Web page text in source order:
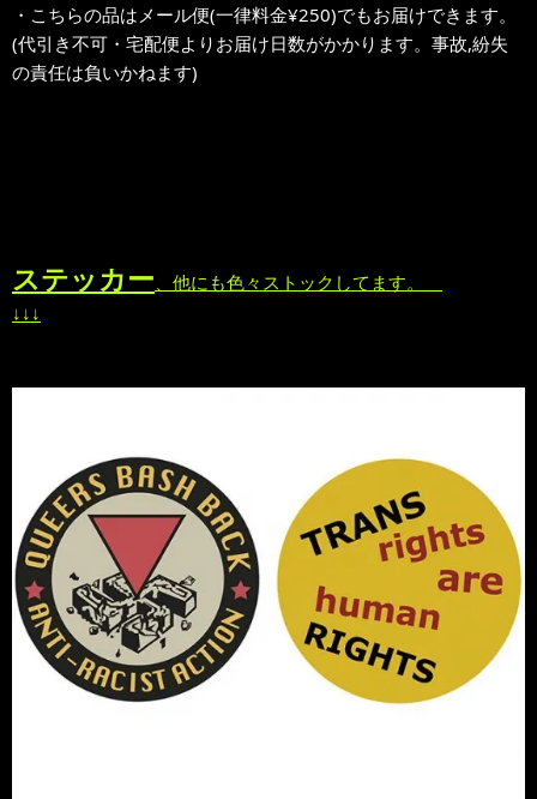
・こちらの品はメール便(一律料金¥250)でもお届けできます。
(代引き不可・宅配便よりお届け日数がかかります。事故,紛失
の責任は負いかねます)
ステッカー、他にも色々ストックしてます。
↓↓↓